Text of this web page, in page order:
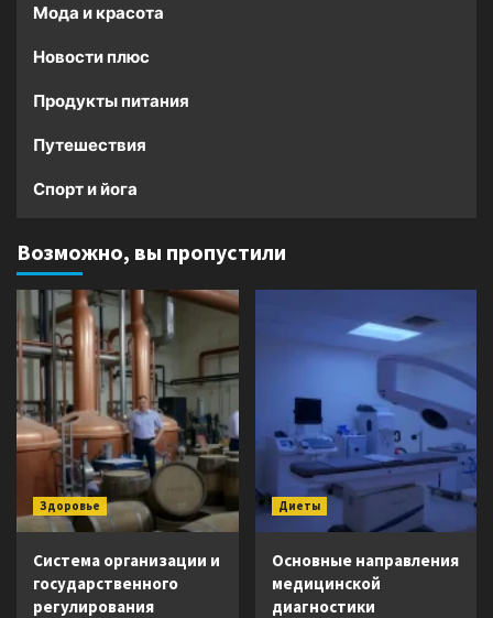
Мода и красота
Новости плюс
Продукты питания
Путешествия
Спорт и йога
Возможно, вы пропустили
Здоровье
Система организации и
государственного
регулирования
Диеты
Основные направления
медицинской
диагностики